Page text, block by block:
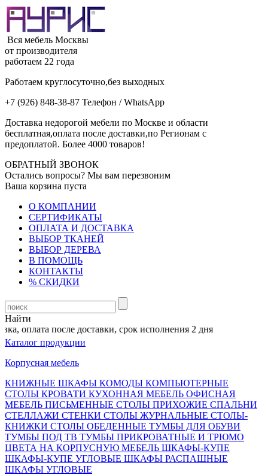
Вся мебель Москвы
от производителя
работаем 22 года
Работаем круглосуточно,без выходных
+7 (926) 848-38-87 Телефон / WhatsApp
Доставка недорогой мебели по Москве и области
бесплатная,оплата после доставки,по Регионам с
предоплатой. Более 4000 товаров!
ОБРАТНЫЙ ЗВОНОК
Остались вопросы? Мы вам перезвоним
Ваша корзина пуста
О КОМПАНИИ
СЕРТИФИКАТЫ
ОПЛАТА И ДОСТАВКА
ВЫБОР ТКАНЕЙ
ВЫБОР ДЕРЕВА
В ПОМОЩЬ
КОНТАКТЫ
% СКИДКИ
Найти
оплата после доставки, срок исполнения 2 дня
Каталог продукции
Корпусная мебель
КНИЖНЫЕ ШКАФЫ КОМОДЫ КОМПЬЮТЕРНЫЕ
СТОЛЫ КРОВАТИ КУХОННАЯ МЕБЕЛЬ ОФИСНАЯ
МЕБЕЛЬ ПИСЬМЕННЫЕ СТОЛЫ ПРИХОЖИЕ СПАЛЬНИ
СТЕЛЛАЖИ СТЕНКИ СТОЛЫ ЖУРНАЛЬНЫЕ СТОЛЫ-
КНИЖКИ СТОЛЫ ОБЕДЕННЫЕ ТУМБЫ ДЛЯ ОБУВИ
ТУМБЫ ПОД ТВ ТУМБЫ ПРИКРОВАТНЫЕ И ТРЮМО
ЦВЕТА НА КОРПУСНУЮ МЕБЕЛЬ ШКАФЫ-КУПЕ
ШКАФЫ-КУПЕ УГЛОВЫЕ ШКАФЫ РАСПАШНЫЕ
ШКАФЫ УГЛОВЫЕ